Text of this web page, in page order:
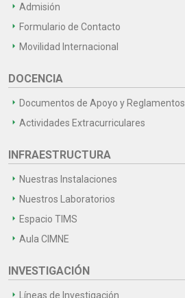
Admisión
Formulario de Contacto
Movilidad Internacional
DOCENCIA
Documentos de Apoyo y Reglamentos
Actividades Extracurriculares
INFRAESTRUCTURA
Nuestras Instalaciones
Nuestros Laboratorios
Espacio TIMS
Aula CIMNE
INVESTIGACIÓN
Líneas de Investigación